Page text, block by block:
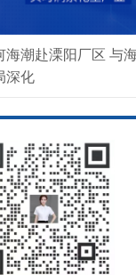
海潮赴溧阳厂区 与
深化